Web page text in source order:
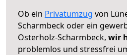
Ob ein Privatumzug von
Scharmbeck oder ein
Osterholz-Scharmbeck, wir
problemlos und stressfrei